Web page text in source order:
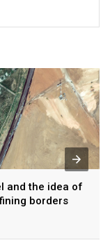
and the idea of
borders